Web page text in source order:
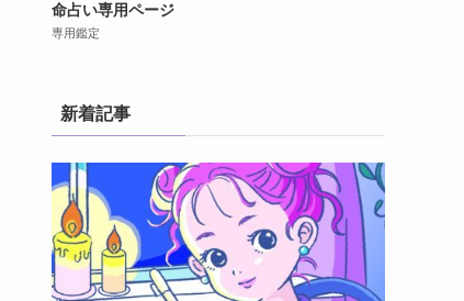
命占い専用ページ
専用鑑定
新着記事